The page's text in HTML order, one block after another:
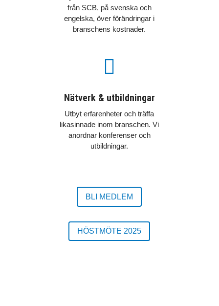
från SCB, på svenska och
engelska, över förändringar i
branschens kostnader.

Nätverk & utbildningar
Utbyt erfarenheter och träffa
likasinnade inom branschen. Vi
anordnar konferenser och
utbildningar.
BLI MEDLEM
HÖSTMÖTE 2025